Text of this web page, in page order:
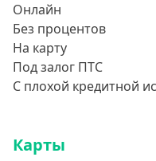
Онлайн
Без процентов
На карту
Под залог ПТС
С плохой кредитной
Карты